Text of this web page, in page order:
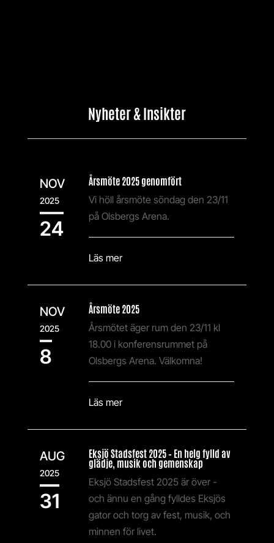
Nyheter & Insikter
NOV
2025
24
Årsmöte 2025 genomfört
Vi höll årsmöte söndag den 23/11
på Olsbergs Arena.
Läs mer
NOV
2025
8
Årsmöte 2025
Årsmötet äger rum den 23/11 kl
18.00 i konferensrummet på
Olsbergs Arena. Välkomna!
Läs mer
AUG
2025
31
Eksjö Stadsfest 2025 – En helg fylld av
glädje, musik och gemenskap
Eksjö Stadsfest 2025 är över -
och ännu en gång fylldes Eksjös
gator och torg av fest, musik, och
minnen för livet.